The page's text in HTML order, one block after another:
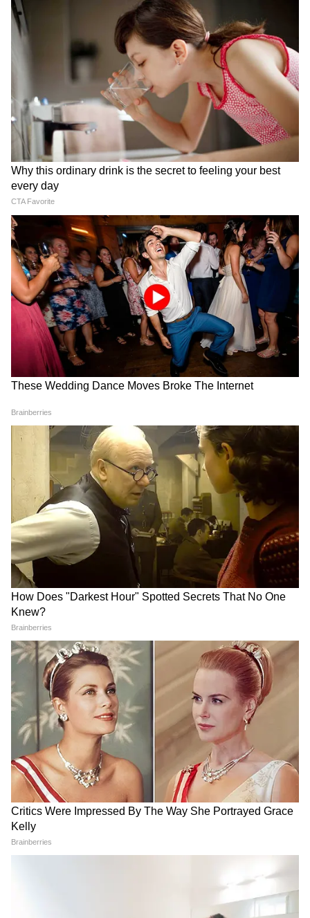
RAIN NEWS: ৩টি ঘূর্ণাবর্তে
নাজেহাল পশ্চিমবঙ্গ! কবে কমবে
টানা বৃষ্টি? জানাল আবহাওয়া
WB Yatri Sathi Apps:
মহিলাদের জন্য সুখবর! মাত্র ৩৯
টাকায় ৩ রুটে চালু Yatri Sathi-
র এসি শাটল পরিষেবা
LATEST VIDEOS
Dilip Ghosh: 'কেউ তৃণমূলীদের দলে নিলে
সে সাসপেন্ড হবে', বিজেপি নেতাদের কড়া
বার্তা দিলীপের
Suvendu Adhikari: ভবানীপুরের গুরুদ্বারে
গিয়ে বড় কথা মুখ্যমন্ত্রী শুভেন্দুর, হৃদয়
ছুঁলেন শিখদের